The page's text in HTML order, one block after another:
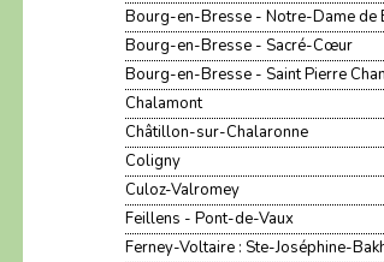
Bourg-en-Bresse - Notre-Dame de
Bourg-en-Bresse - Sacré-Cœur
Bourg-en-Bresse - Saint Pierre
Chalamont
Châtillon-sur-Chalaronne
Coligny
Culoz-Valromey
Feillens - Pont-de-Vaux
Ferney-Voltaire : Ste-Joséphine-